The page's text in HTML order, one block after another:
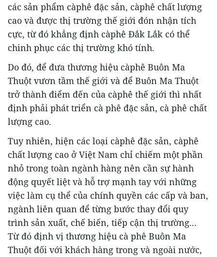
các sản phẩm càphê đặc sản, càphê chất lượng
cao và được thị trường thế giới đón nhận tích
cực, từ đó khẳng định càphê Đắk Lắk có thể
chinh phục các thị trường khó tính.
Do đó, để đưa thương hiệu càphê Buôn Ma
Thuột vươn tầm thế giới và để Buôn Ma Thuột
trở thành điểm đến của càphê thế giới thì nhất
định phải phát triển cà phê đặc sản, cà phê chất
lượng cao.
Tuy nhiên, hiện các loại càphê đặc sản, càphê
chất lượng cao ở Việt Nam chỉ chiếm một phần
nhỏ trong toàn ngành hàng nên cần sự hành
động quyết liệt và hỗ trợ mạnh tay với những
việc làm cụ thể của chính quyền các cấp và ban,
ngành liên quan để từng bước thay đổi quy
trình sản xuất, chế biến, tiếp cận thị trường...
Từ đó định vị thương hiệu cà phê Buôn Ma
Thuột đối với khách hàng trong và ngoài nước,